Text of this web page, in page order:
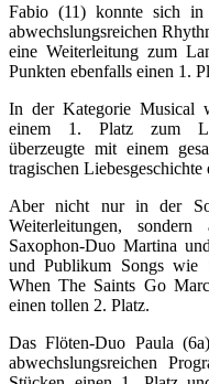
Fabio (11) konnte sich in
abwechslungsreichen
eine Weiterleitung zum
Punkten ebenfalls einen 1.
In der Kategorie Musical
einem 1. Platz zum
überzeugte mit einem
tragischen
Aber nicht nur in der
Weiterleitungen,
Saxophon-Duo Martina
und Publikum Songs wie
When The Saints Go
einen tollen 2. Platz.
Das Flöten-Duo Paula
abwechslungsreichen